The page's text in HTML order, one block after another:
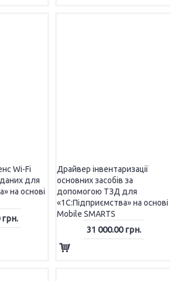
Wi-Fi
для
на основі
грн.
Драйвер інвентаризації
основних засобів за
допомогою ТЗД для
«1С:Підприємства» на основі
Mobile SMARTS
31 000.00 грн.